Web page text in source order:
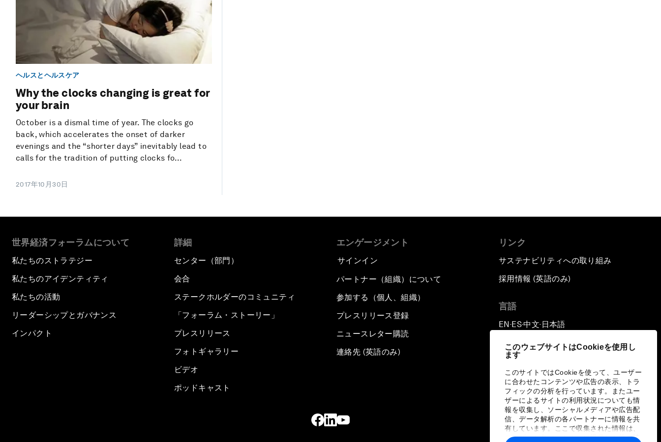
このウェブサイトはCookieを使用し
ます
このサイトではCookieを使って、ユーザー
に合わせたコンテンツや広告の表示、トラ
フィックの分析を行っています。またユー
ザーによるサイトの利用状況についても情
報を収集し、ソーシャルメディアや広告配
信、データ解析の各パートナーに情報を共
有しています。ここで収集された情報は、
ユーザーが各パートナーに提供した他の情
ヘルスとヘルスケア
Why the clocks changing is great for
your brain
October is a dismal time of year. The clocks go
back, which accelerates the onset of darker
evenings and the “shorter days” inevitably lead to
calls for the tradition of putting clocks fo...
2017年10月30日
世界経済フォーラムについて
私たちのストラテジー
私たちのアイデンティティ
私たちの活動
リーダーシップとガバナンス
インパクト
詳細
センター（部門）
会合
ステークホルダーのコミュニティ
「フォーラム・ストーリー」
プレスリリース
フォトギャラリー
ビデオ
ポッドキャスト
エンゲージメント
サインイン
パートナー（組織）について
参加する（個人、組織）
プレスリリース登録
ニュースレター購読
連絡先 (英語のみ)
リンク
サステナビリティへの取り組み
採用情報 (英語のみ)
言語
EN ▪ ES▪中文▪ 日本語